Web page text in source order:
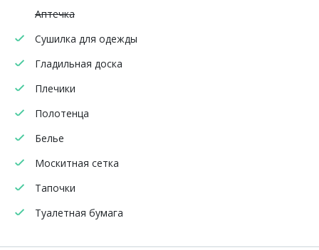
Аптечка
Сушилка для одежды
Гладильная доска
Плечики
Полотенца
Белье
Москитная сетка
Тапочки
Туалетная бумага